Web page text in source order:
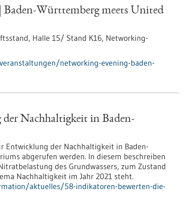
Württemberg meets United
Halle 15/ Stand K16, Networking-
networking-evening-baden-
Nachhaltigkeit in Baden-
Entwicklung der Nach­haltigkeit in Baden-
abgerufen werden. In diesem beschreiben
des Grundwassers, zum Zustand
Nachhaltigkeit im Jahr 2021 steht.
aktuelles/58-indikatoren-bewerten-die-